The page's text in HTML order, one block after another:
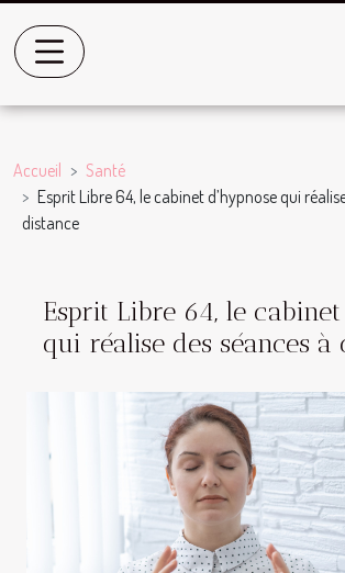
Accueil
Santé
Esprit Libre 64, le cabinet d’hypnose qui
distance
Esprit Libre 64, le cabinet
qui réalise des séances à